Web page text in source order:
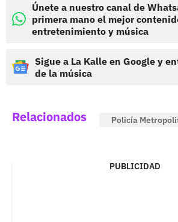
Únete a nuestro canal de
primera mano el mejor
entretenimiento y música
Sigue a La Kalle en Google y
de la música
Relacionados Policía
PUBLICIDAD